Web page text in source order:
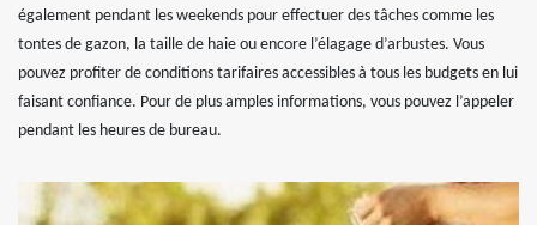
également pendant les weekends pour effectuer des tâches comme les
tontes de gazon, la taille de haie ou encore l’élagage d’arbustes. Vous
pouvez profiter de conditions tarifaires accessibles à tous les budgets en lui
faisant confiance. Pour de plus amples informations, vous pouvez l’appeler
pendant les heures de bureau.